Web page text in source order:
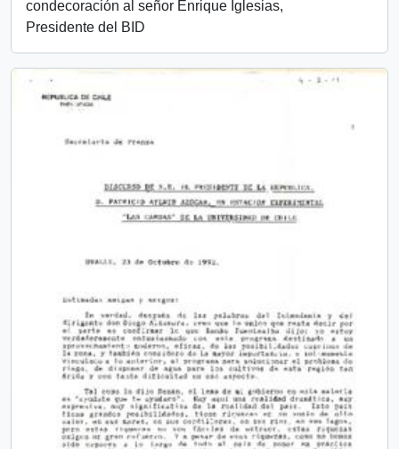
condecoración al señor Enrique Iglesias,
Presidente del BID